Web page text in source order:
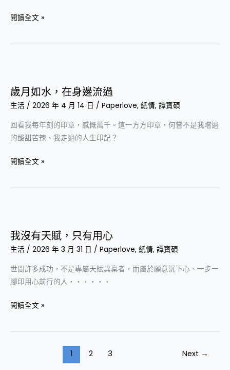
閱讀全文 »
歲月如水，在身邊流過
生活 / 2026 年 4 月 14 日 / Paperlove, 紙情, 譚寶碩
回看我每年刻的印章，感慨萬千。這一方方印章，何嘗不是我嚐過
的酸甜苦辣、我走過的人生印記？
如
水，
身
流
閱讀全文 »
我沒有天賦，只有用心
生活 / 2026 年 3 月 31 日 / Paperlove, 紙情, 譚寶碩
世間許多成功，不是專屬天賦異稟者，而屬於願意沉下心、一步一
腳印用心前行的人‧‧‧‧‧‧
有
天
賦，
只
有
用
閱讀全文 »
1 2 3 Next →